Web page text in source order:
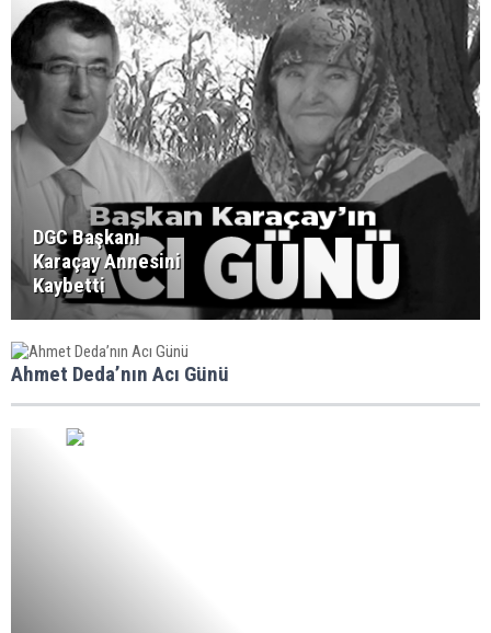
DGC Başkanı
Karaçay Annesini
Kaybetti
Ahmet Deda’nın Acı Günü